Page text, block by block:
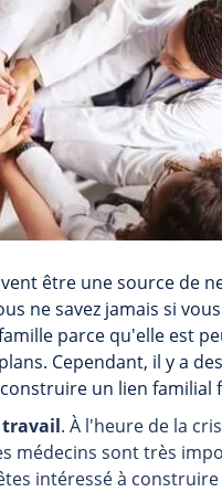
être une source de
ne savez jamais si
parce qu'elle est
Cependant, il y a
un lien familial
travail. À l'heure de la
médecins sont très
intéressé à